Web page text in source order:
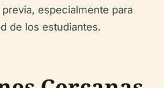
especialmente para
de los estudiantes.